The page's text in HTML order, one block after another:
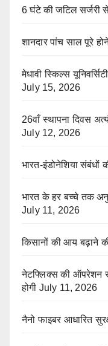
6 घंटे की जटिल सर्जरी
शानदार पांच साल पूरे
मेधावी स्किल्स
July 15, 2026
26वाँ स्थापना दिवस
July 12, 2026
भारत-इंडोनेशिया संबंधों
भारत के हर बच्चे तक
July 11, 2026
किसानों की आय बढ़ाने
नेटफ्लिक्स की ऑपरेशन
होगी July 11, 2026
नैनो फाइबर आधारित